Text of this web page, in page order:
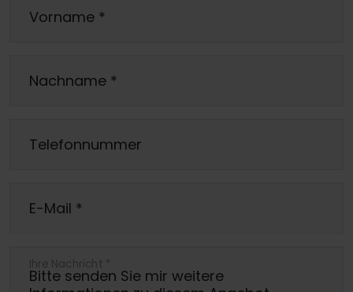
Vorname *
Nachname *
Telefonnummer
E-Mail *
Ihre Nachricht *